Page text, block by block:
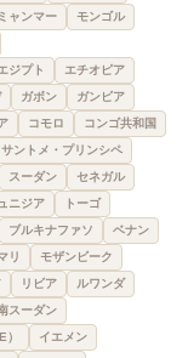
ミャンマー
モンゴル
ジプト
エチオピア
ガボン
ガンビア
コモロ
コンゴ共和国
サントメ・プリンシペ
スーダン
セネガル
ニジア
トーゴ
ブルキナファソ
ベナン
リ
モザンビーク
リビア
ルワンダ
スーダン
イエメン